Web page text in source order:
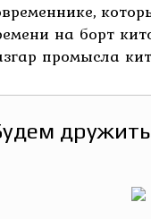
на борт
промысла